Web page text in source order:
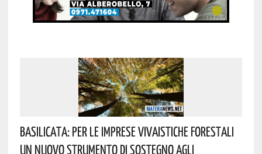
Basilicata: Per Le Imprese Vivaistiche Forestali
Un Nuovo Strumento Di Sostegno Agli